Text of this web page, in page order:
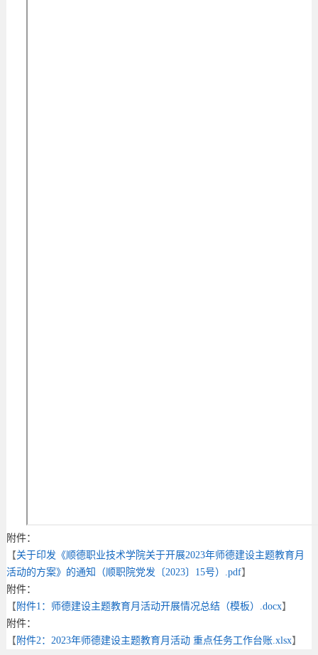
附件：
【关于印发《顺德职业技术学院关于开展2023年师德建设主题教育月
活动的方案》的通知（顺职院党发〔2023〕15号）.pdf】
附件：
【 附件1：师德建设主题教育月活动开展情况总结（模板）.docx】
附件：
【 附件2：2023年师德建设主题教育月活动 重点任务工作台账.xlsx】